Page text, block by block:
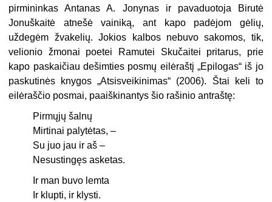
pirmininkas Antanas A. Jony­nas ir pavaduotoja Birutė
Jonuškaitė atnešė vainiką, ant kapo padėjom gėlių,
uždegėm žvakelių. Jokios kalbos nebuvo sakomos, tik,
velionio žmonai poetei Ra­mutei Skučaitei pritarus, prie
kapo paskaičiau dešimties posmų eilėraštį „Epi­logas“ iš jo
paskutinės knygos „Atsisveikinimas“ (2006). Štai keli to
eilėraščio posmai, paaiškinantys šio rašinio antraštę:
Pirmųjų šalnų
Mirtinai palytėtas, –
Su juo jau ir aš –
Nesustingęs asketas.
Ir man buvo lemta
Ir klupti, ir klysti.